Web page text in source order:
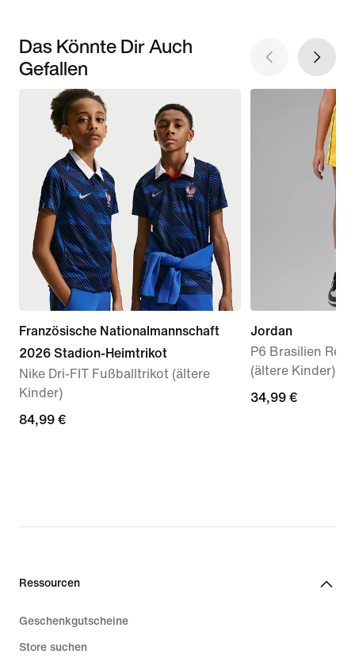
Das Könnte Dir Auch
Gefallen
Französische Nationalmannschaft
2026 Stadion-Heimtrikot
Nike Dri-FIT Fußballtrikot (ältere
Kinder)
84,99 €
84,99 €
Jordan
P6 Brasilien
(ältere Kinder)
34,99 €
34,99 €
Ressourcen
Geschenkgutscheine
Store suchen